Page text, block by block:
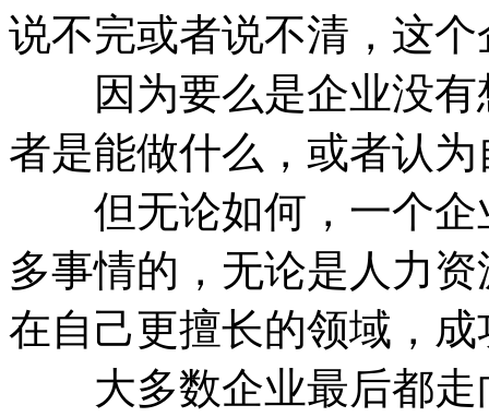
说不完或者说不清，这
因为要么是企业没有
者是能做什么，或者认
但无论如何，一个企
多事情的，无论是人力
在自己更擅长的领域，
大多数企业最后都走